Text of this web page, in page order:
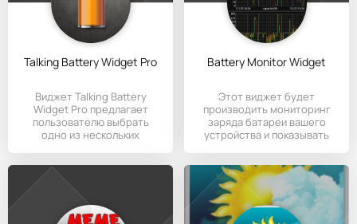
Talking Battery Widget Pro
Виджет Talking Battery
Widget Pro предлагает
пользователю выбрать
одно из нескольких
Battery Monitor Widget
Этот виджет будет
производить мониторинг
заряда батареи вашего
устройства и показывать